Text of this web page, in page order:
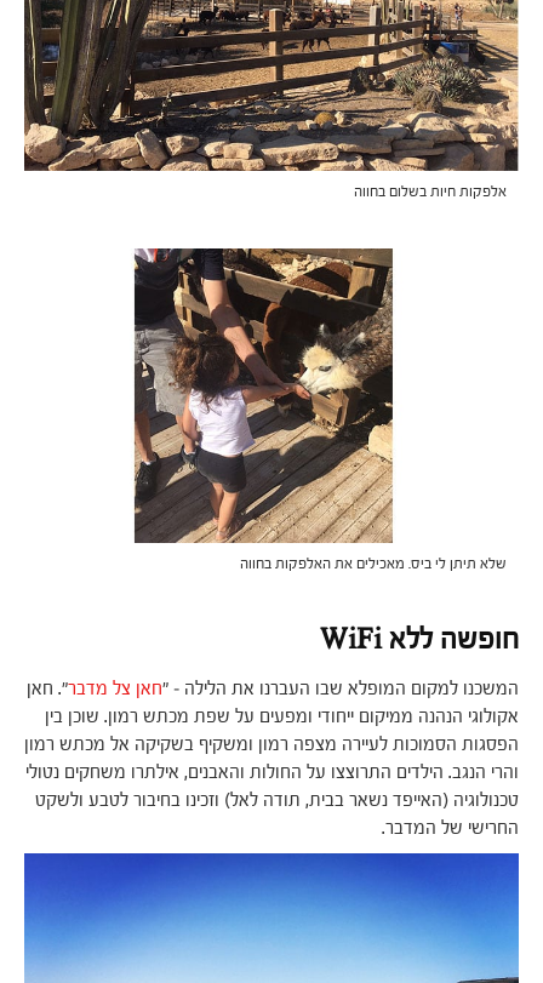
אלפקות חיות בשלום בחווה
שלא תיתן לי ביס. מאכילים את האלפקות בחווה
חופשה ללא WiFi
המשכנו למקום המופלא שבו העברנו את הלילה – "חאן צל מדבר". חאן
אקולוגי הנהנה ממיקום ייחודי ומפעים על שפת מכתש רמון. שוכן בין
הפסגות הסמוכות לעיירה מצפה רמון ומשקיף בשקיקה אל מכתש רמון
והרי הנגב. הילדים התרוצצו על החולות והאבנים, אילתרו משחקים נטולי
טכנולוגיה (האייפד נשאר בבית, תודה לאל) וזכינו בחיבור לטבע ולשקט
החרישי של המדבר.